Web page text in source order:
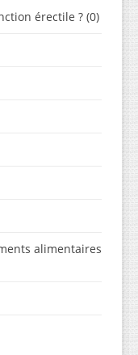
érectile ? (0)
alimentaires